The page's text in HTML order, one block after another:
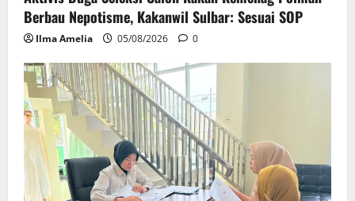
Berbau Nepotisme, Kakanwil Sulbar: Sesuai SOP
Ilma Amelia 05/08/2026 0